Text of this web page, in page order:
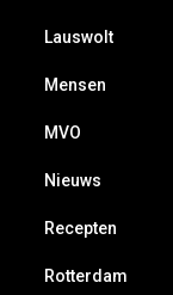
Lauswolt
Mensen
MVO
Nieuws
Recepten
Rotterdam